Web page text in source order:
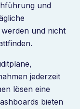
und
und nicht
jederzeit
lösen eine
bieten